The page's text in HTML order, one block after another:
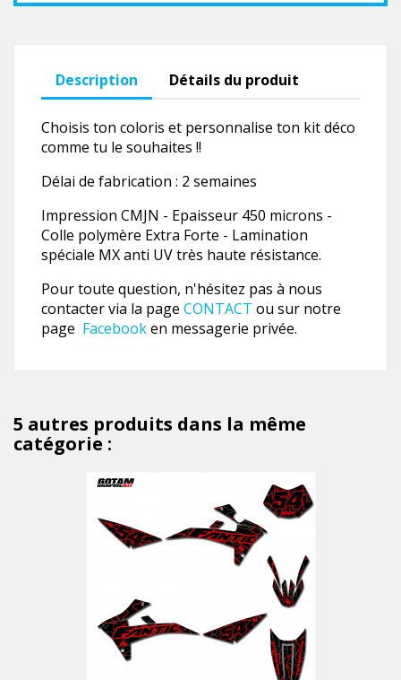
Description Détails du produit
Choisis ton coloris et personnalise ton kit déco
comme tu le souhaites !!
Délai de fabrication : 2 semaines
Impression CMJN - Epaisseur 450 microns -
Colle polymère Extra Forte - Lamination
spéciale MX anti UV très haute résistance.
Pour toute question, n'hésitez pas à nous
contacter via la page CONTACT ou sur notre
page Facebooken messagerie privée.
5 autres produits dans la même
catégorie :